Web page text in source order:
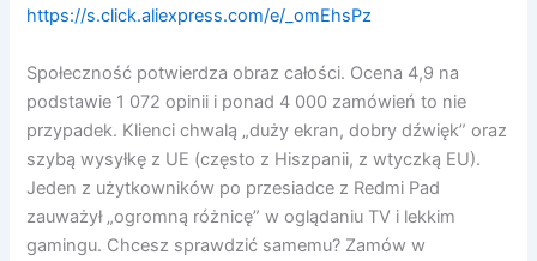
https://s.click.aliexpress.com/e/_omEhsPz
Społeczność potwierdza obraz całości. Ocena 4,9 na
podstawie 1 072 opinii i ponad 4 000 zamówień to nie
przypadek. Klienci chwalą „duży ekran, dobry dźwięk” oraz
szybą wysyłkę z UE (często z Hiszpanii, z wtyczką EU).
Jeden z użytkowników po przesiadce z Redmi Pad
zauważył „ogromną różnicę” w oglądaniu TV i lekkim
gamingu. Chcesz sprawdzić samemu? Zamów w